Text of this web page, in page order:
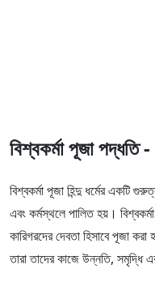
বিশ্বকর্মা পূজা
বিশ্বকর্মা পূজা হিন্দু ধর্মের একটি
এবং কর্মস্থলে পালিত হয়।
কারিগরদের দেবতা হিসাবে পূজা
তারা তাদের কাজে উন্নতি, সমৃদ্ধি